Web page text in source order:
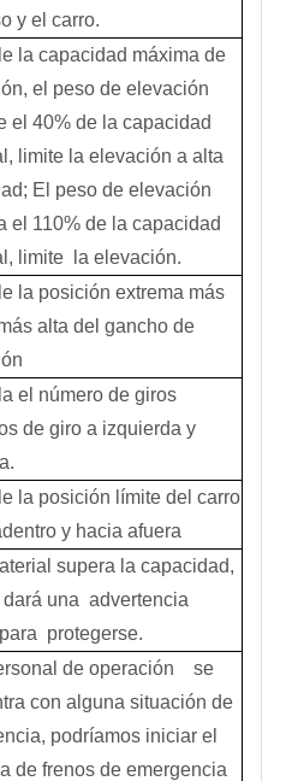
y el carro.
la capacidad máxima de
el peso de elevación
el 40% de la capacidad
limite la elevación a alta
El peso de elevación
el 110% de la capacidad
limite la elevación.
la posición extrema más
alta del gancho de
el número de giros
de giro a izquierda y
la posición límite del carro
y hacia afuera
supera la capacidad,
dará una advertencia
protegerse.
de operación se
con alguna situación de
podríamos iniciar el
de frenos de emergencia